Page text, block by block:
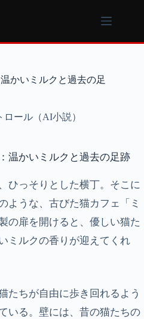
かいミルクと過去の足
ロール（AI小説）
温かいミルクと過去の足跡
ひっそりとした横丁。そこに
ような、古びた猫カフェ「ミ
の扉を開けると、優しい猫た
ミルクの香りが迎えてくれ
たちが自由に歩き回れるよう
いる。壁には、昔の猫たちの